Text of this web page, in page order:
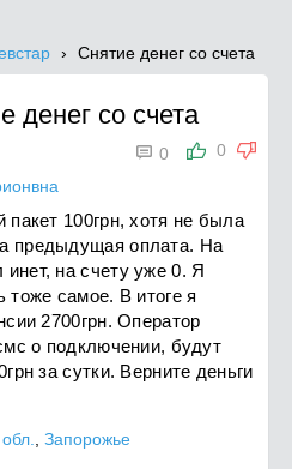
Снятие денег со счета
денег со счета
0
 0
пакет 100грн, хотя не была
предыдущая оплата. На
на счету уже 0. Я
тоже самое. В итоге я
2700грн. Оператор
о подключении, будут
за сутки. Верните деньги
Запорожье